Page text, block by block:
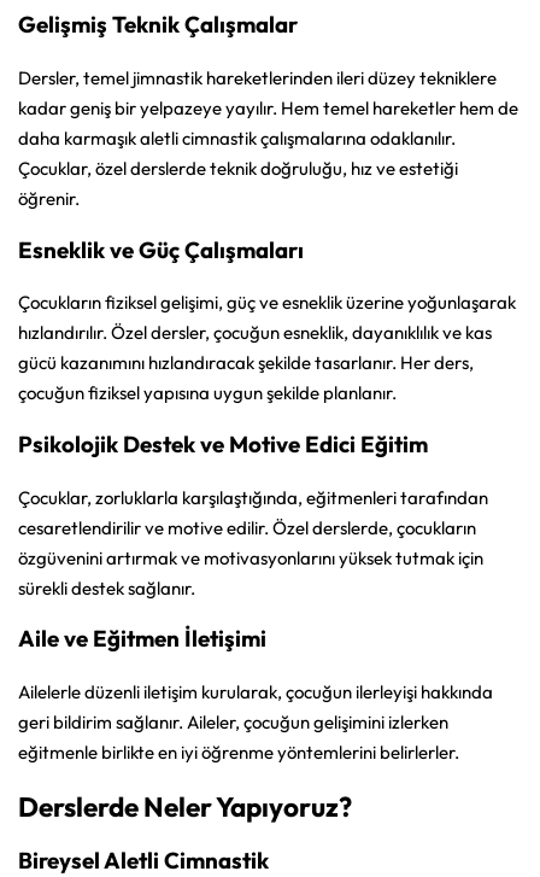
Gelişmiş Teknik Çalışmalar
Dersler, temel jimnastik hareketlerinden ileri düzey tekniklere
kadar geniş bir yelpazeye yayılır. Hem temel hareketler hem de
daha karmaşık aletli cimnastik çalışmalarına odaklanılır.
Çocuklar, özel derslerde teknik doğruluğu, hız ve estetiği
öğrenir.
Esneklik ve Güç Çalışmaları
Çocukların fiziksel gelişimi, güç ve esneklik üzerine yoğunlaşarak
hızlandırılır. Özel dersler, çocuğun esneklik, dayanıklılık ve kas
gücü kazanımını hızlandıracak şekilde tasarlanır. Her ders,
çocuğun fiziksel yapısına uygun şekilde planlanır.
Psikolojik Destek ve Motive Edici Eğitim
Çocuklar, zorluklarla karşılaştığında, eğitmenleri tarafından
cesaretlendirilir ve motive edilir. Özel derslerde, çocukların
özgüvenini artırmak ve motivasyonlarını yüksek tutmak için
sürekli destek sağlanır.
Aile ve Eğitmen İletişimi
Ailelerle düzenli iletişim kurularak, çocuğun ilerleyişi hakkında
geri bildirim sağlanır. Aileler, çocuğun gelişimini izlerken
eğitmenle birlikte en iyi öğrenme yöntemlerini belirlerler.
Derslerde Neler Yapıyoruz?
Bireysel Aletli Cimnastik